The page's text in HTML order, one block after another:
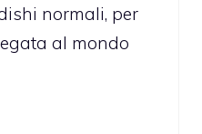
normali, per
al mondo